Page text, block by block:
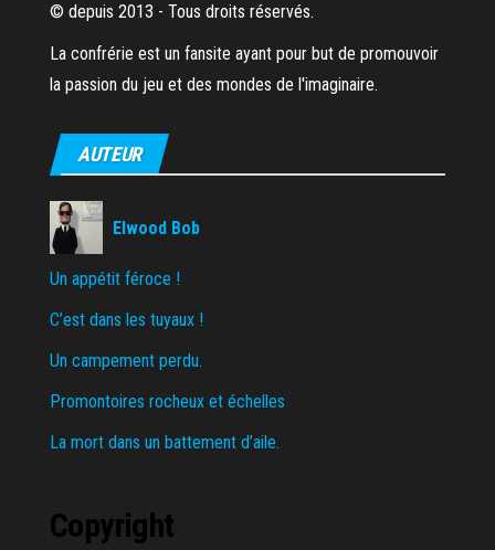
© depuis 2013 - Tous droits réservés.
La confrérie est un fansite ayant pour but de promouvoir
la passion du jeu et des mondes de l'imaginaire.
AUTEUR
Elwood Bob
Un appétit féroce !
C’est dans les tuyaux !
Un campement perdu.
Promontoires rocheux et échelles
La mort dans un battement d’aile.
Copyright